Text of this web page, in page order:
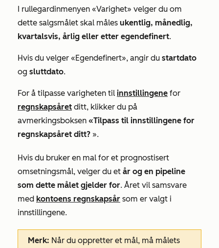
I rullegardinmenyen «Varighet» velger du om
dette salgsmålet skal måles ukentlig, månedlig,
kvartalsvis, årlig eller etter egendefinert.
Hvis du velger «Egendefinert», angir du startdato
og sluttdato.
For å tilpasse varigheten til innstillingene for
regnskapsåret ditt, klikker du på
avmerkingsboksen «Tilpass til innstillingene for
regnskapsåret ditt? ».
Hvis du bruker en mal for et prognostisert
omsetningsmål, velger du et år og en pipeline
som dette målet gjelder for. Året vil samsvare
med kontoens regnskapsår som er valgt i
innstillingene.
Merk: Når du oppretter et mål, må målets